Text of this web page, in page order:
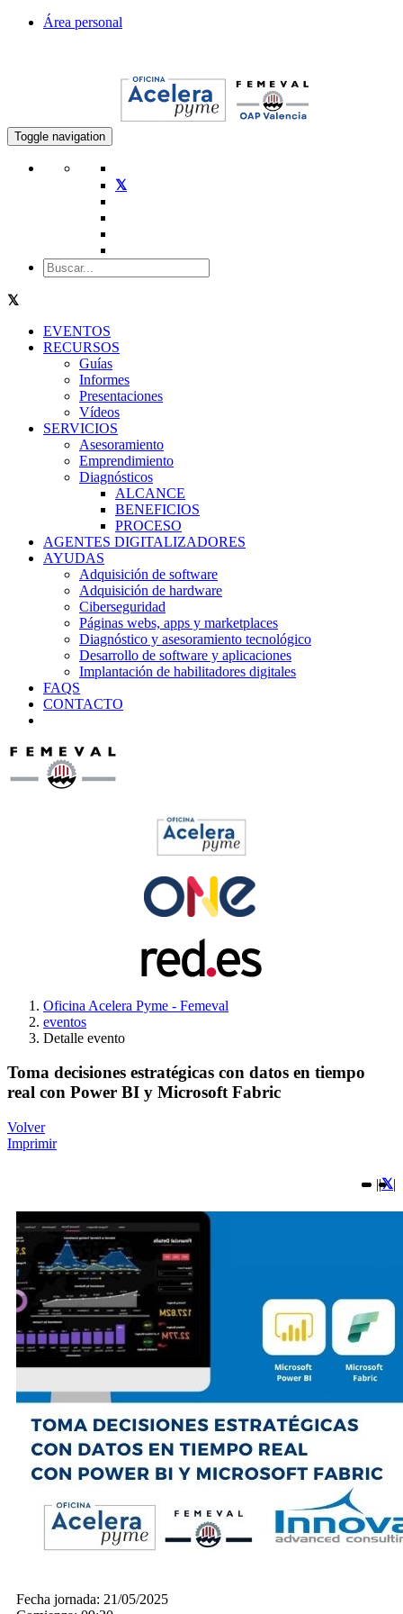
Área personal
Toggle navigation
EVENTOS
RECURSOS
Guías
Informes
Presentaciones
Vídeos
SERVICIOS
Asesoramiento
Emprendimiento
Diagnósticos
ALCANCE
BENEFICIOS
PROCESO
AGENTES DIGITALIZADORES
AYUDAS
Adquisición de software
Adquisición de hardware
Ciberseguridad
Páginas webs, apps y marketplaces
Diagnóstico y asesoramiento tecnológico
Desarrollo de software y aplicaciones
Implantación de habilitadores digitales
FAQS
CONTACTO
Oficina Acelera Pyme - Femeval
eventos
Detalle evento
Toma decisiones estratégicas con datos en tiempo
real con Power BI y Microsoft Fabric
Volver
Imprimir
|| |
Fecha jornada: 21/05/2025